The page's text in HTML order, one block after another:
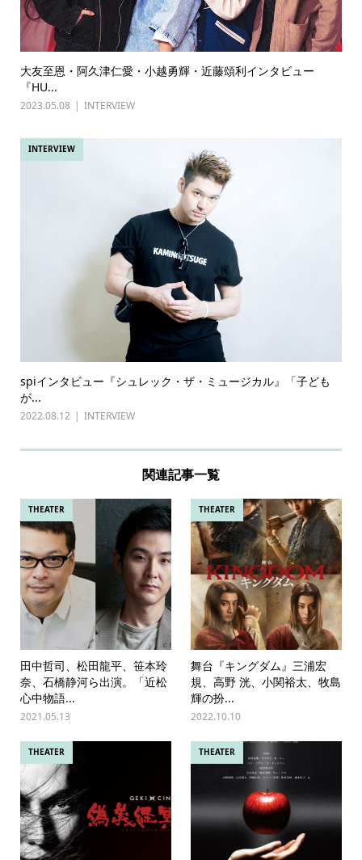
大友至恩・阿久津仁愛・小越勇輝・近藤頌利インタビュー
『HU...
2023.05.08 INTERVIEW
INTERVIEW
spiインタビュー『シュレック・ザ・ミュージカル』「子ども
が...
2022.08.12 INTERVIEW
関連記事一覧
THEATER
田中哲司、松田龍平、笹本玲
奈、石橋静河ら出演。「近松
心中物語...
2021.05.13
THEATER
舞台『キングダム』三浦宏
規、高野 洸、小関裕太、牧島
輝の扮...
2022.10.10
THEATER THEATER